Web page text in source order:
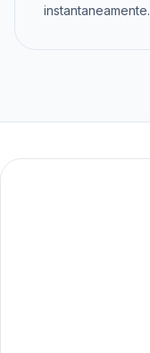
instantaneamente.